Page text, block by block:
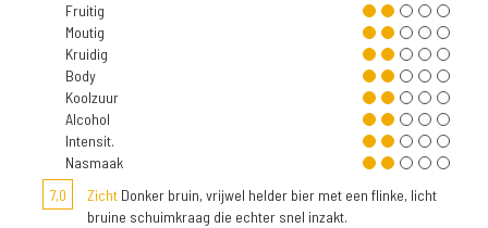
Fruitig
Moutig
Kruidig
Body
Koolzuur
Alcohol
Intensit.
Nasmaak
7,0
Zicht Donker bruin, vrijwel helder bier met een flinke, licht
bruine schuimkraag die echter snel inzakt.